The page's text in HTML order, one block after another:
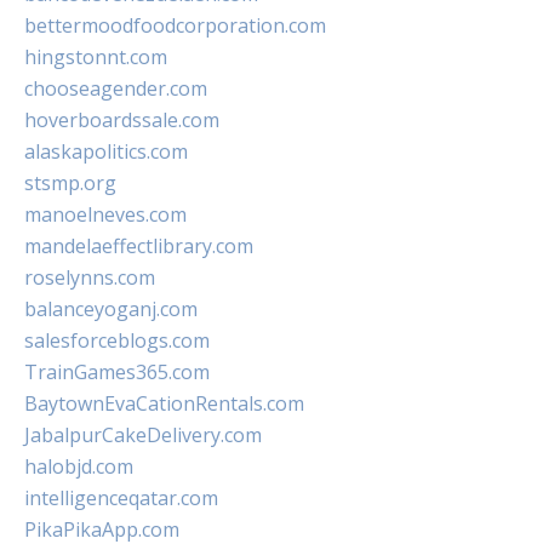
bettermoodfoodcorporation.com
hingstonnt.com
chooseagender.com
hoverboardssale.com
alaskapolitics.com
stsmp.org
manoelneves.com
mandelaeffectlibrary.com
roselynns.com
balanceyoganj.com
salesforceblogs.com
TrainGames365.com
BaytownEvaCationRentals.com
JabalpurCakeDelivery.com
halobjd.com
intelligenceqatar.com
PikaPikaApp.com